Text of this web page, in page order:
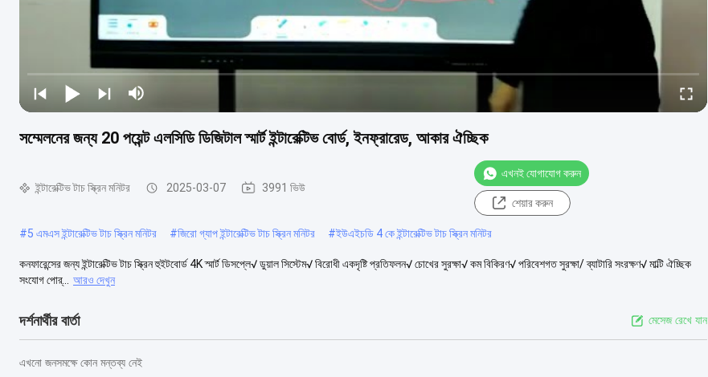
সম্মেলনের জন্য 20 পয়েন্ট এলসিডি ডিজিটাল স্মার্ট ইন্টারেক্টিভ বোর্ড, ইনফ্রারেড, আকার ঐচ্ছিক
ইন্টারেক্টিভ টাচ স্ক্রিন মনিটর 2025-03-07 3991 ভিউ
এখনই যোগাযোগ করুন
শেয়ার করুন
#5 এমএস ইন্টারেক্টিভ টাচ স্ক্রিন মনিটর #জিরো গ্যাপ ইন্টারেক্টিভ টাচ স্ক্রিন মনিটর #ইউএইচডি 4 কে ইন্টারেক্টিভ টাচ স্ক্রিন মনিটর
কনফারেন্সের জন্য ইন্টারেক্টিভ টাচ স্ক্রিন হুইটবোর্ড 4K স্মার্ট ডিসপ্লে√ ডুয়াল সিস্টেম√ বিরোধী একদৃষ্টি প্রতিফলন√ চোখের সুরক্ষা√ কম বিকিরণ√ পরিবেশগত সুরক্ষা/ ব্যাটারি সংরক্ষণ√ মাল্টি ঐচ্ছিক
সংযোগ পোর্...
আরও দেখুন
দর্শনার্থীর বার্তা মেসেজ রেখে যান
এখনো জনসমক্ষে কোন মন্তব্য নেই